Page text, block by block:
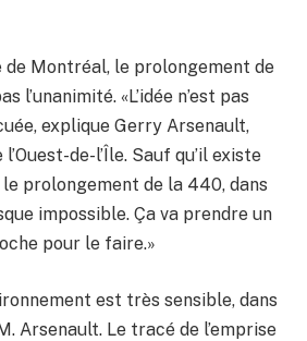
de Montréal, le prolongement de
l’unanimité. «L’idée n’est pas
explique Gerry Arsenault,
de-l’Île. Sauf qu’il existe
prolongement de la 440, dans
impossible. Ça va prendre un
pour le faire.»
est très sensible, dans
Arsenault. Le tracé de l’emprise